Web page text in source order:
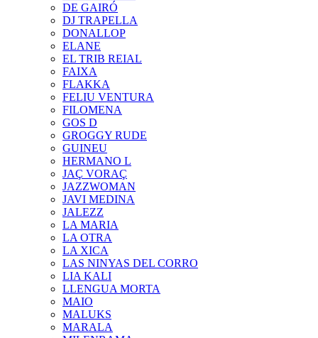
DE GAIRÓ
DJ TRAPELLA
DONALLOP
ELANE
EL TRIB REIAL
FAIXA
FLAKKA
FELIU VENTURA
FILOMENA
GOS D
GROGGY RUDE
GUINEU
HERMANO L
JAÇ VORAÇ
JAZZWOMAN
JAVI MEDINA
JALEZZ
LA MARIA
LA OTRA
LA XICA
LAS NINYAS DEL CORRO
LIA KALI
LLENGUA MORTA
MAIO
MALUKS
MARALA